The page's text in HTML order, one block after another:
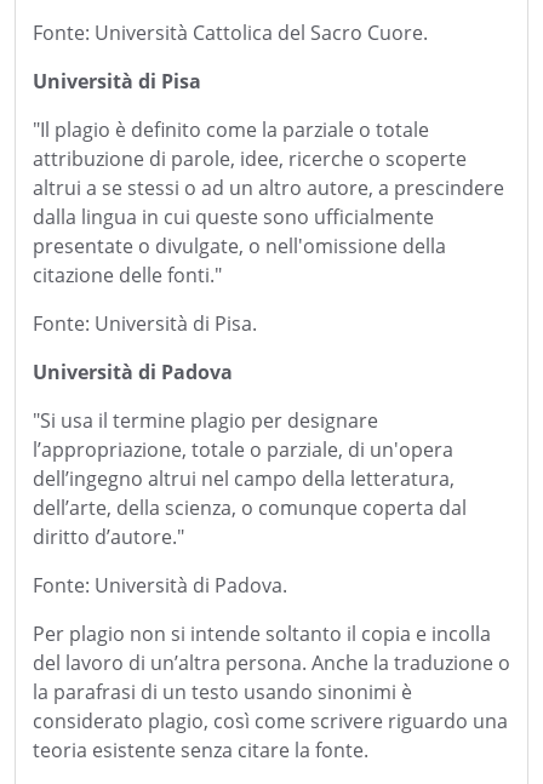
Fonte: Università Cattolica del Sacro Cuore.
Università di Pisa
"Il plagio è definito come la parziale o totale
attribuzione di parole, idee, ricerche o scoperte
altrui a se stessi o ad un altro autore, a prescindere
dalla lingua in cui queste sono ufficialmente
presentate o divulgate, o nell'omissione della
citazione delle fonti."
Fonte: Università di Pisa.
Università di Padova
"Si usa il termine plagio per designare
l’appropriazione, totale o parziale, di un'opera
dell’ingegno altrui nel campo della letteratura,
dell’arte, della scienza, o comunque coperta dal
diritto d’autore."
Fonte: Università di Padova.
Per plagio non si intende soltanto il copia e incolla
del lavoro di un’altra persona. Anche la traduzione o
la parafrasi di un testo usando sinonimi è
considerato plagio, così come scrivere riguardo una
teoria esistente senza citare la fonte.